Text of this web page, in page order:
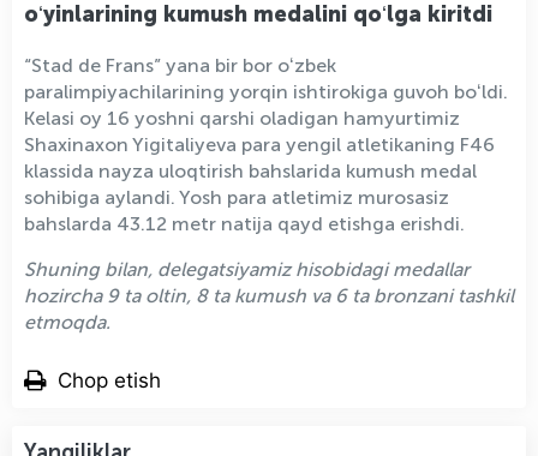
oʻyinlarining kumush medalini qoʻlga kiritdi
“Stad de Frans” yana bir bor oʻzbek
paralimpiyachilarining yorqin ishtirokiga guvoh boʻldi.
Kelasi oy 16 yoshni qarshi oladigan hamyurtimiz
Shaxinaxon Yigitaliyeva para yengil atletikaning F46
klassida nayza uloqtirish bahslarida kumush medal
sohibiga aylandi. Yosh para atletimiz murosasiz
bahslarda 43.12 metr natija qayd etishga erishdi.
Shuning bilan, delegatsiyamiz hisobidagi medallar
hozircha 9 ta oltin, 8 ta kumush va 6 ta bronzani tashkil
etmoqda.
Chop etish